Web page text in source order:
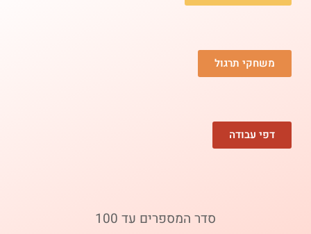
משחקי תרגול
דפי עבודה
סדר המספרים עד 100